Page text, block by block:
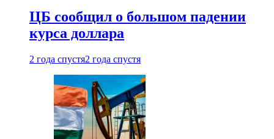
ЦБ сообщил о большом падении
курса доллара
2 года спустя2 года спустя